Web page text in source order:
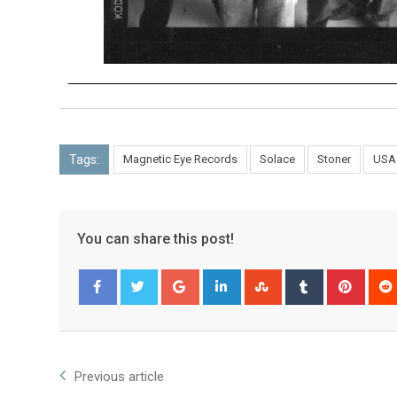
Tags: Magnetic Eye Records Solace Stoner USA
You can share this post!
Previous article